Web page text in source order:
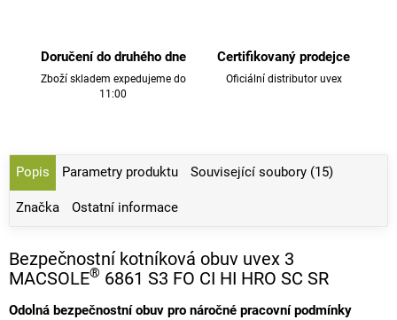
Doručení do druhého dne
Zboží skladem expedujeme do
11:00
Certifikovaný prodejce
Oficiální distributor uvex
Popis Parametry produktu Související soubory (15)
Značka Ostatní informace
Bezpečnostní kotníková obuv uvex 3
MACSOLE® 6861 S3 FO CI HI HRO SC SR
Odolná bezpečnostní obuv pro náročné pracovní podmínky